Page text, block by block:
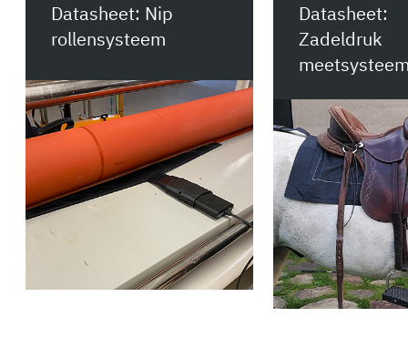
Datasheet: Nip
rollensysteem
Download
Datasheet:
Zadeldruk
Download